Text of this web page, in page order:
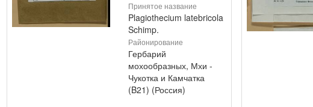
Принятое название
Plagiothecium latebricola
Schimp.
Районирование
Гербарий
мохообразных, Мхи -
Чукотка и Камчатка
(B21) (Россия)